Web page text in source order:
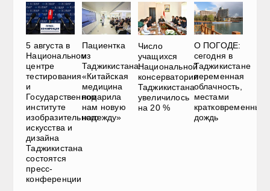
5 августа в
Национальном
центре
тестирования
и
Государственном
институте
изобразительного
искусства и
дизайна
Таджикистана
состоятся
пресс-
конференции
Пациентка
из
Таджикистана:
«Китайская
медицина
подарила
нам новую
надежду»
Число
учащихся
Национальной
консерватории
Таджикистана
увеличилось
на 20 %
О ПОГОДЕ:
сегодня в
Таджикистане
переменная
облачность,
местами
кратковременный
дождь